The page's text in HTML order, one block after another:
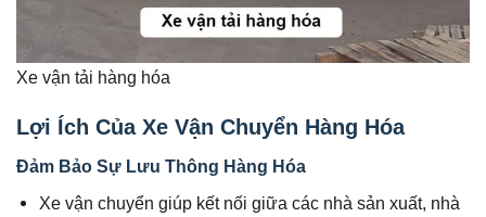
Xe vận tải hàng hóa
Lợi Ích Của Xe Vận Chuyển Hàng Hóa
Đảm Bảo Sự Lưu Thông Hàng Hóa
Xe vận chuyển giúp kết nối giữa các nhà sản xuất, nhà